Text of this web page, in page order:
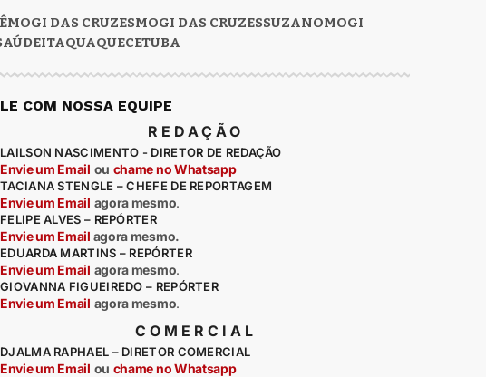
MOGI DAS CRUZESMOGI DAS CRUZESSUZANOMOGI
ITAQUAQUECETUBA
COM NOSSA EQUIPE
REDAÇÃO
LAILSON NASCIMENTO - DIRETOR DE REDAÇÃO
Envie um Email ou chame no Whatsapp
TACIANA STENGLE – CHEFE DE REPORTAGEM
Envie um Email agora mesmo.
FELIPE ALVES – REPÓRTER
Envie um Email agora mesmo.
EDUARDA MARTINS – REPÓRTER
Envie um Email agora mesmo.
GIOVANNA FIGUEIREDO – REPÓRTER
Envie um Email agora mesmo.
COMERCIAL
DJALMA RAPHAEL – DIRETOR COMERCIAL
Envie um Email ou chame no Whatsapp